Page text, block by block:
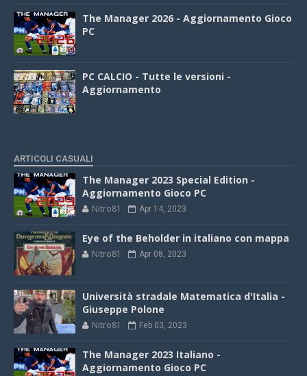
The Manager 2026 - Aggiornamento Gioco
PC
PC CALCIO - Tutte le versioni -
Aggiornamento
ARTICOLI CASUALI
The Manager 2023 Special Edition -
Aggiornamento Gioco PC
Nitro81 Apr 14, 2023
Eye of the Beholder in italiano con mappa
Nitro81 Apr 08, 2023
Università stradale Matematica d'Italia -
Giuseppe Polone
Nitro81 Feb 03, 2023
The Manager 2023 Italiano -
Aggiornamento Gioco PC